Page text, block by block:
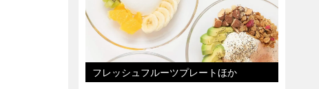
フレッシュフルーツプレートほか